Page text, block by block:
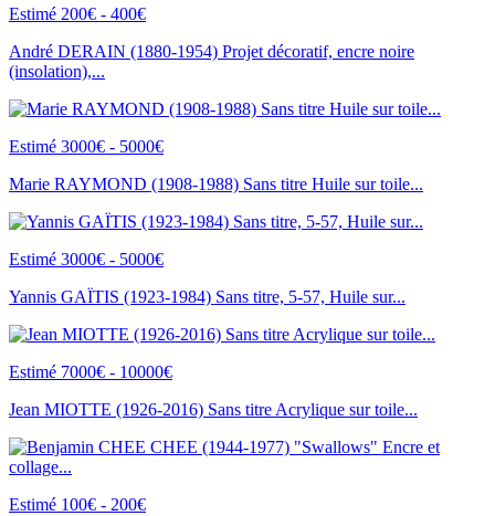
Estimé 200€ - 400€
André DERAIN (1880-1954) Projet décoratif, encre noire
(insolation),...
Estimé 3000€ - 5000€
Marie RAYMOND (1908-1988) Sans titre Huile sur toile...
Estimé 3000€ - 5000€
Yannis GAÏTIS (1923-1984) Sans titre, 5-57, Huile sur...
Estimé 7000€ - 10000€
Jean MIOTTE (1926-2016) Sans titre Acrylique sur toile...
Estimé 100€ - 200€